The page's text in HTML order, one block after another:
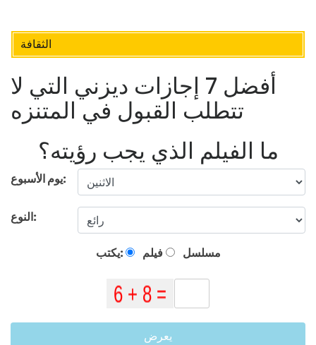
الثقافة
أفضل 7 إجازات ديزني التي لا
تتطلب القبول في المتنزه
ما الفيلم الذي يجب رؤيته؟
يوم الأسبوع:
النوع:
يكتب: فيلم مسلسل
يعرض